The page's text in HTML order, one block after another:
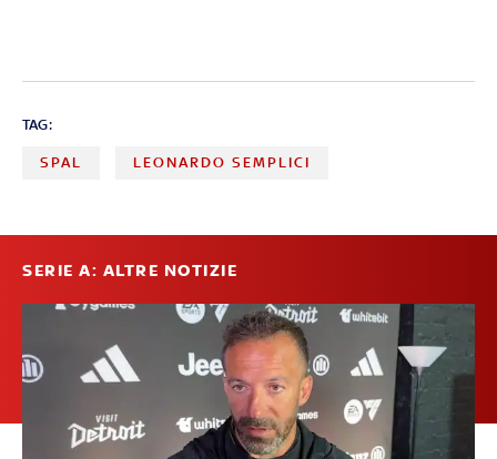
TAG:
SPAL LEONARDO SEMPLICI
SERIE A: ALTRE NOTIZIE